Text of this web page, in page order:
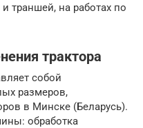
траншей, на работах по
трактора
собой
размеров,
в Минске (Беларусь).
обработка